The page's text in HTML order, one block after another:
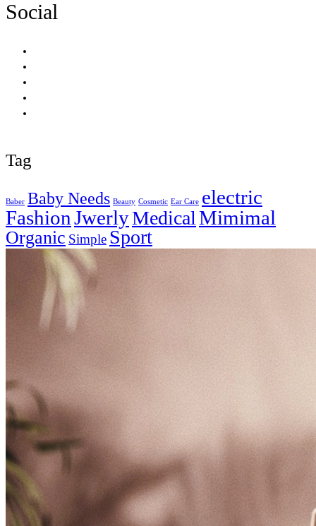
Social
Tag
Baber Baby Needs Beauty Cosmetic Ear Care electric
FashionJwerlyMedical Mimimal
Organic Simple Sport